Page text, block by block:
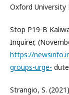
Oxford University
Stop P19-B
Inquirer,
https://
groups-urge-
Strangio, S.